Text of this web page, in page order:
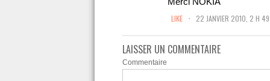
LIKE . 22 JANVIER 2010, 2 H
LAISSER UN COMMENTAIRE
Commentaire